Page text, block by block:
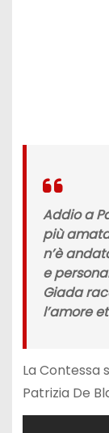
Addio a
più
n’è
e
Giada
l’amore
La Contessa
Patrizia De